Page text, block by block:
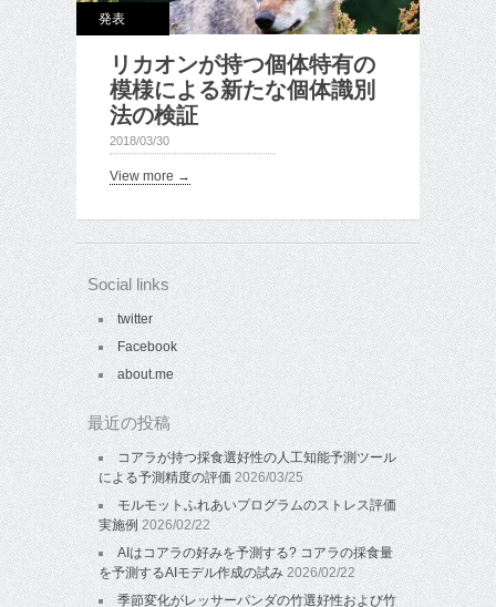
発表
リカオンが持つ個体特有の
模様による新たな個体識別
法の検証
2018/03/30
View more →
Social links
twitter
Facebook
about.me
最近の投稿
コアラが持つ採食選好性の人工知能予測ツール
による予測精度の評価 2026/03/25
モルモットふれあいプログラムのストレス評価
実施例 2026/02/22
AIはコアラの好みを予測する? コアラの採食量
を予測するAIモデル作成の試み 2026/02/22
季節変化がレッサーパンダの竹選好性および竹